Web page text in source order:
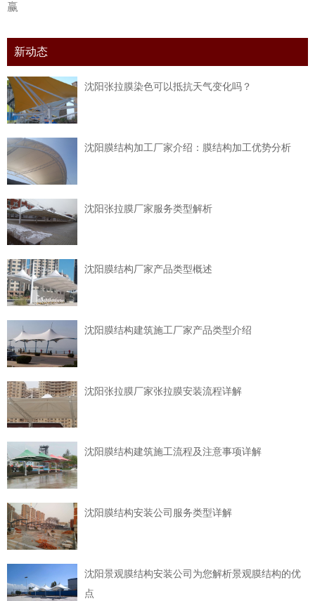
赢
新动态
沈阳张拉膜染色可以抵抗天气变化吗？
沈阳膜结构加工厂家介绍：膜结构加工优势分析
沈阳张拉膜厂家服务类型解析
沈阳膜结构厂家产品类型概述
沈阳膜结构建筑施工厂家产品类型介绍
沈阳张拉膜厂家张拉膜安装流程详解
沈阳膜结构建筑施工流程及注意事项详解
沈阳膜结构安装公司服务类型详解
沈阳景观膜结构安装公司为您解析景观膜结构的优
点